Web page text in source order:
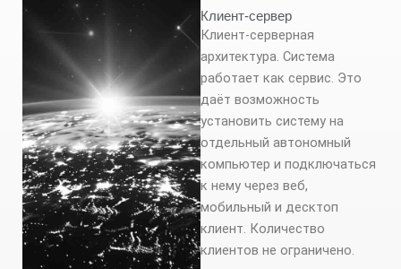
Клиент-сервер
Клиент-серверная
архитектура. Система
работает как сервис. Это
даёт возможность
установить систему на
отдельный автономный
компьютер и подключаться
к нему через веб,
мобильный и десктоп
клиент. Количество
клиентов не ограничено.